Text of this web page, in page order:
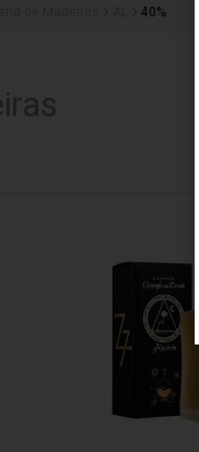
40%